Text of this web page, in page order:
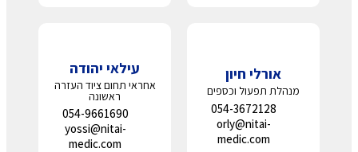
אורלי חיון
מנהלת תפעול וכספים
054-3672128
orly@nitai-
medic.com
עילאי יהודה
אחראי תחום ציוד העזרה
ראשונה
054-9661690
yossi@nitai-
medic.com